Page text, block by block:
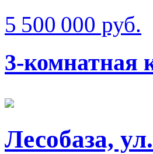
5 500 000 руб.
3-комнатная
Лесобаза,